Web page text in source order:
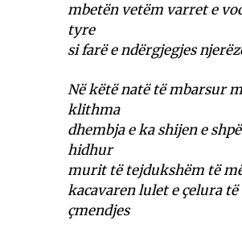
mbetën vetëm varret e
tyre
si farë e ndërgjegjes
Në këtë natë të mbarsur
klithma
dhembja e ka shijen e
hidhur
murit të tejdukshëm të
kacavaren lulet e çelura të
çmendjes